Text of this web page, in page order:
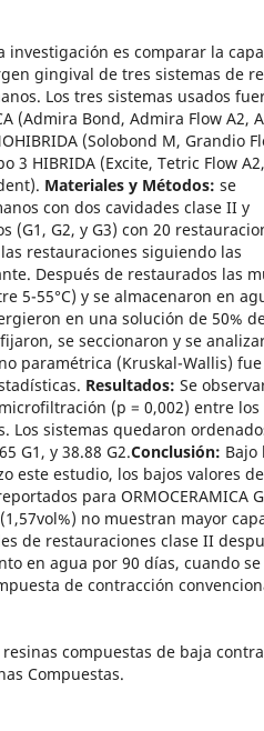
investigación es comparar la
gingival de tres sistemas de
Los tres sistemas usados
(Admira Bond, Admira Flow A2,
(Solobond M, Grandio
3 HIBRIDA (Excite, Tetric Flow
Materiales y Métodos: se
con dos cavidades clase II y
(G1, G2, y G3) con 20
restauraciones siguiendo las
Después de restaurados las
5-55°C) y se almacenaron en
en una solución de 50%
se seccionaron y se
paramétrica (Kruskal-Wallis)
Resultados: Se
(p = 0,002) entre los
Los sistemas quedaron
G1, y 38.88 G2.Conclusión: Bajo
este estudio, los bajos valores de
para ORMOCERAMICA
no muestran mayor
de restauraciones clase II
en agua por 90 días, cuando se
de contracción
compuestas de baja
Compuestas.